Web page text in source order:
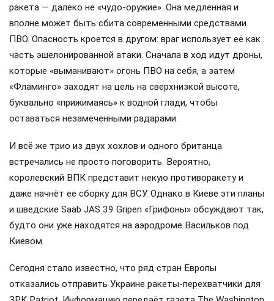
ракета — далеко не «чудо-оружие». Она медленная и
вполне может быть сбита современными средствами
ПВО. Опасность кроется в другом: враг использует её как
часть эшелонированной атаки. Сначала в ход идут дроны,
которые «выманивают» огонь ПВО на себя, а затем
«Фламинго» заходят на цель на сверхнизкой высоте,
буквально «прижимаясь» к водной глади, чтобы
оставаться незамеченными радарами.
И всё же трио из двух хохлов и одного британца
встречались не просто поговорить. Вероятно,
королевский ВПК представит некую противоракету и
даже начнёт ее сборку для ВСУ. Однако в Киеве эти планы
и шведские Saab JAS 39 Gripen «Грифоны» обсуждают так,
будто они уже находятся на аэродроме Васильков под
Киевом.
Сегодня стало известно, что ряд стран Европы
отказались отправить Украине ракеты-перехватчики для